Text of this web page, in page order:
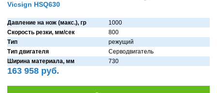
Vicsign HSQ630
Давление на нож (макс.), гр
1000
Скорость резки, мм/сек
800
Тип
режущий
Тип двигателя
Серводвигaтель
Ширина материала, мм
730
163 958 руб.